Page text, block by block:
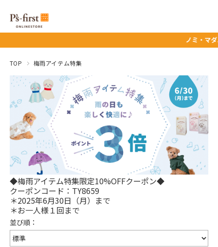
ノミ・マダニ予防
TOP 梅雨アイテム特集
◆梅雨アイテム特集限定10%OFFクーポン◆
クーポンコード：TY8659
＊2025年6月30日（月）まで
＊お一人様１回まで